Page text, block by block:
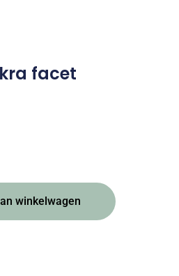
facet
winkelwagen